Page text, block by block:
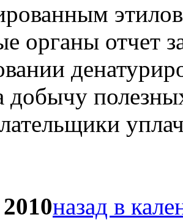
органы отчет
добычу
2010назад в